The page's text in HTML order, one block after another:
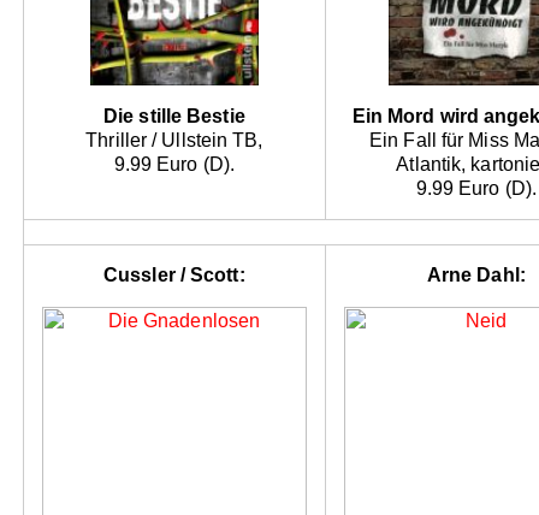
Die stille Bestie
Thriller / Ullstein TB,
9.99 Euro (D).
Ein Mord wird
Ein Fall für Miss
Atlantik,
9.99 Euro (D).
Cussler / Scott: Arne Dahl: